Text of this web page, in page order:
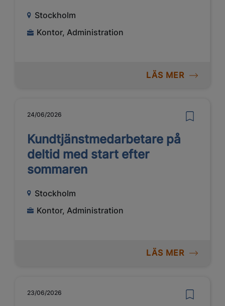
Stockholm
Kontor, Administration
LÄS MER
24/06/2026
Kundtjänstmedarbetare på
deltid med start efter
sommaren
Stockholm
Kontor, Administration
LÄS MER
23/06/2026